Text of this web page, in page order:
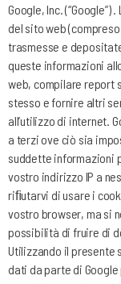
Google, Inc.
del sito web
trasmesse e
queste informazioni
web, compilare report
stesso e fornire altri
all’utilizzo di internet.
a terzi ove ciò sia
suddette informazioni
vostro indirizzo IP a
riﬁutarvi di usare i
vostro browser, ma si
possibilità di fruire di
Utilizzando il presente
dati da parte di